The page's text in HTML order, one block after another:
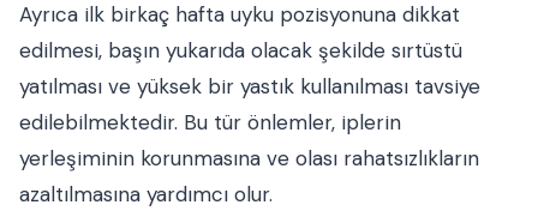
Ayrıca ilk birkaç hafta uyku pozisyonuna dikkat
edilmesi, başın yukarıda olacak şekilde sırtüstü
yatılması ve yüksek bir yastık kullanılması tavsiye
edilebilmektedir. Bu tür önlemler, iplerin
yerleşiminin korunmasına ve olası rahatsızlıkların
azaltılmasına yardımcı olur.